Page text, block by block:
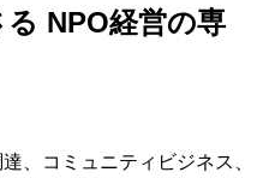
NPO経営の専
、コミュニティビジネス、